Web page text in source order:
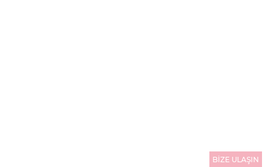
BİZE ULAŞIN